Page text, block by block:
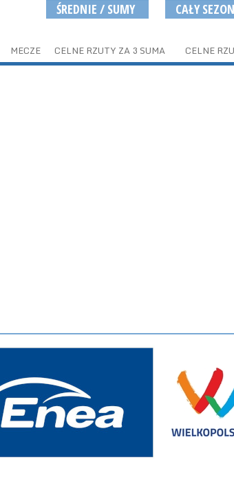
ŚREDNIE / SUMY CAŁY SEZON
MECZE CELNE RZUTY ZA 3 SUMA CELNE